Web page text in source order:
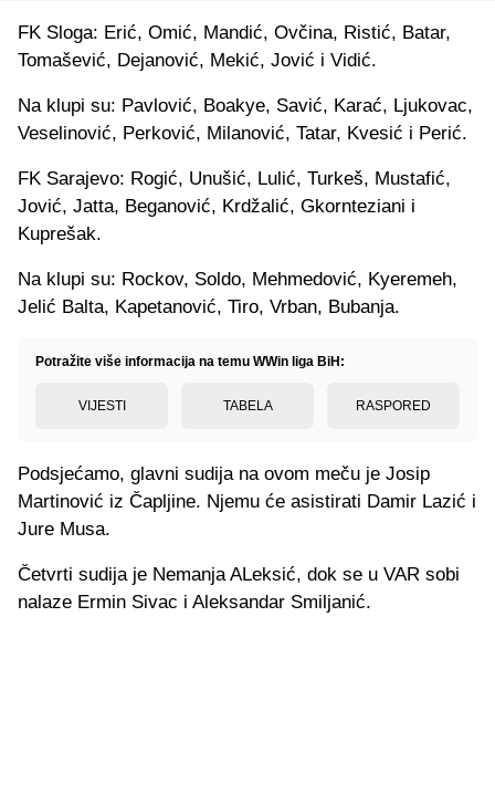
FK Sloga: Erić, Omić, Mandić, Ovčina, Ristić, Batar,
Tomašević, Dejanović, Mekić, Jović i Vidić.
Na klupi su: Pavlović, Boakye, Savić, Karać, Ljukovac,
Veselinović, Perković, Milanović, Tatar, Kvesić i Perić.
FK Sarajevo: Rogić, Unušić, Lulić, Turkeš, Mustafić,
Jović, Jatta, Beganović, Krdžalić, Gkornteziani i
Kuprešak.
Na klupi su: Rockov, Soldo, Mehmedović, Kyeremeh,
Jelić Balta, Kapetanović, Tiro, Vrban, Bubanja.
Potražite više informacija na temu WWin liga BiH:
VIJESTI TABELA RASPORED
Podsjećamo, glavni sudija na ovom meču je Josip
Martinović iz Čapljine. Njemu će asistirati Damir Lazić i
Jure Musa.
Četvrti sudija je Nemanja ALeksić, dok se u VAR sobi
nalaze Ermin Sivac i Aleksandar Smiljanić.